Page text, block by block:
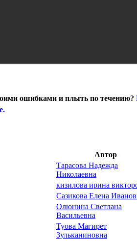
ошибками и плыть по течению?
Автор
Тарасова Надежда
Николаевна
кизилова ирина
Сазикова Елена
Олюнина Светлана
Васильевна
Туова Магирет
Зульканиновна